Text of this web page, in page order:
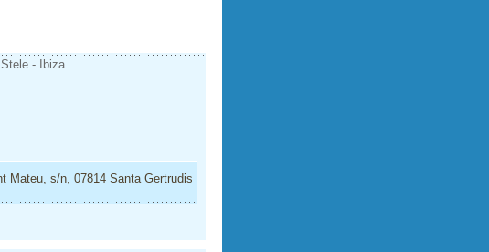
- Ibiza
Mateu, s/n, 07814 Santa Gertrudis